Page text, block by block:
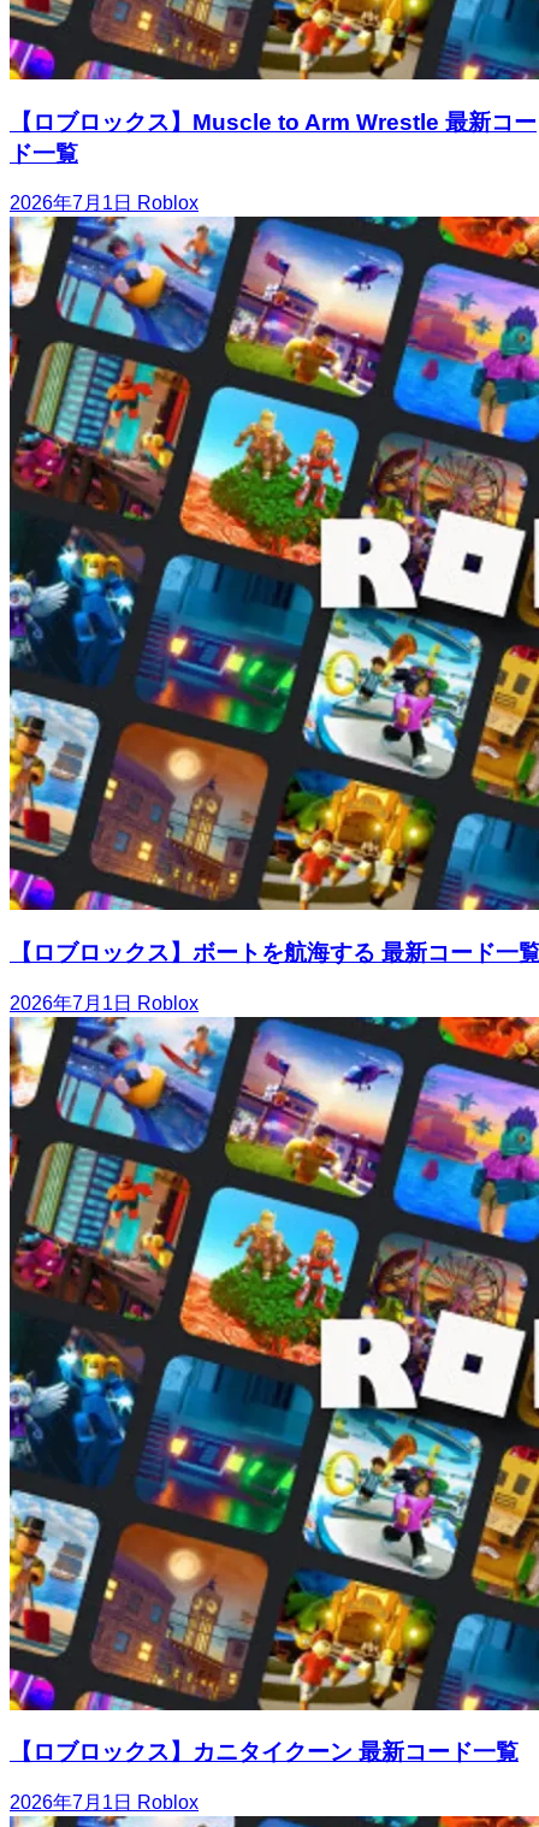
【ロブロックス】Muscle to Arm Wrestle 最新コー
ド一覧
2026年7月1日 Roblox
【ロブロックス】ボートを航海する 最新コード一
2026年7月1日 Roblox
【ロブロックス】カニタイクーン 最新コード一覧
2026年7月1日 Roblox